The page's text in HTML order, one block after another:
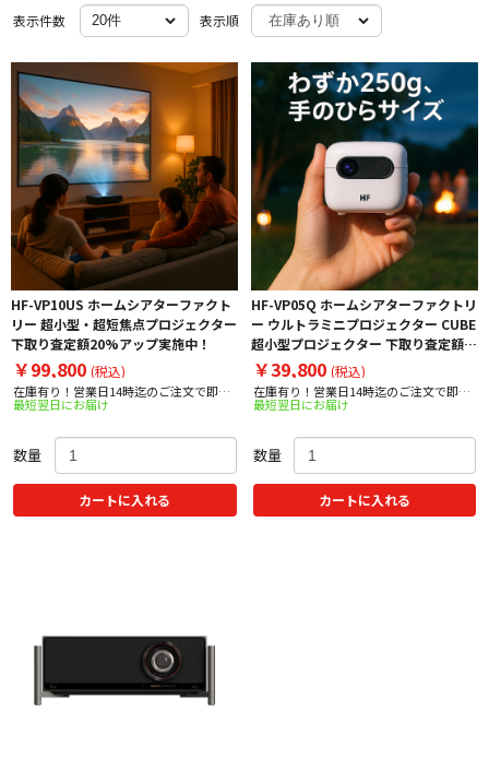
表示件数 表示順
HF-VP10US ホームシアターファクト
リー 超小型・超短焦点プロジェクター
下取り査定額20%アップ実施中！
￥99,800 (税込)
在庫有り！営業日14時迄のご注文で即日
出荷！
最短翌日にお届け
数量
カートに入れる
HF-VP05Q ホームシアターファクトリ
ー ウルトラミニプロジェクター CUBE
超小型プロジェクター 下取り査定額
20%アップ実施中！
￥39,800 (税込)
在庫有り！営業日14時迄のご注文で即日
出荷！
最短翌日にお届け
数量
カートに入れる